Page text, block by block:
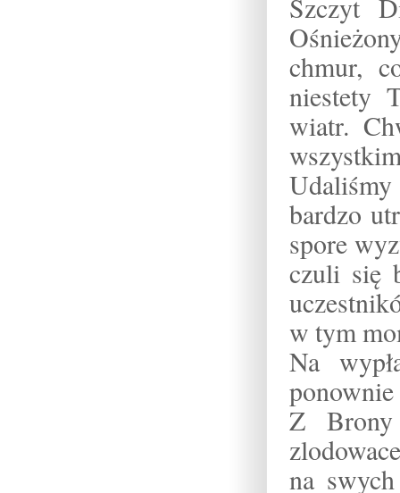
chmur,
niestety
wiatr.
bardzo
spore
czuli się
w tym
Na
ponownie
Z Brony
na